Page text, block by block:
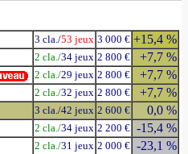
3 cla./53 jeux 3 000 € +15,4 %
2 cla./34 jeux 2 800 € +7,7 %
2 cla./29 jeux 2 800 € +7,7 %
2 cla./32 jeux 2 800 € +7,7 %
3 cla./42 jeux 2 600 € 0,0 %
2 cla./34 jeux 2 200 € -15,4 %
2 cla./31 jeux 2 000 € -23,1 %